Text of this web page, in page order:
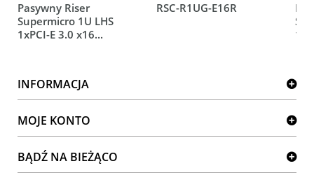
Pasywny Riser
Supermicro 1U LHS
1xPCI-E 3.0 x16...
RSC-R1UG-E16R
INFORMACJA
MOJE KONTO
BĄDŹ NA BIEŻĄCO